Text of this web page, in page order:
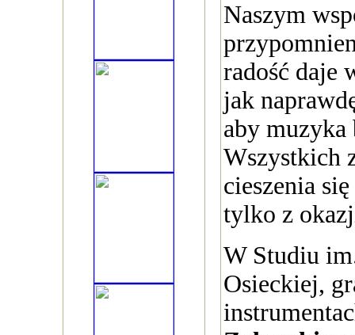
Naszym
radość daje
jak
aby muzyka
Wszystkich
cieszenia
tylko z
W Studiu
Osieckiej,